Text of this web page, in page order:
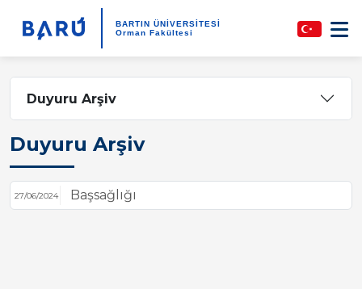
BARTIN ÜNİVERSİTESİ
Orman Fakültesi
Duyuru Arşiv
Duyuru Arşiv
27/06/2024 Başsağlığı